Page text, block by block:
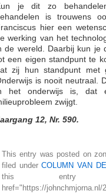
je dit zo
is trouwens
hier een
werking van het
de wereld. Daarbij kun je
een eigen standpunt te
zij hun standpunt met
is nooit neutraal.
het onderwijs is, dat
zwijgt.
12, Nr. 590.
This entry was posted on
filed underCOLUMN VAN
this entry
href="https://johnchmjorna.nl/